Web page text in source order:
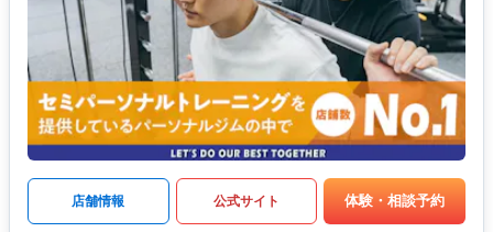
店舗情報 公式サイト 体験・相談予約